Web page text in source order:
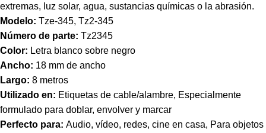
extremas, luz solar, agua, sustancias químicas o la abrasión.
Modelo: Tze-345, Tz2-345
Número de parte: Tz2345
Color: Letra blanco sobre negro
Ancho: 18 mm de ancho
Largo: 8 metros
Utilizado en: Etiquetas de cable/alambre, Especialmente
formulado para doblar, envolver y marcar
Perfecto para: Audio, vídeo, redes, cine en casa, Para objetos